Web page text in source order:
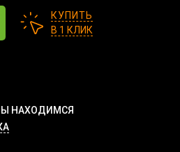
КУПИТЬ
В 1 КЛИК
НАХОДИМСЯ